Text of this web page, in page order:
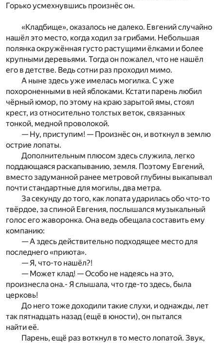
Горько усмехнувшись произнёс он.
«Кладбище», оказалось не далеко. Евгений случайно
нашёл это место, когда ходил за грибами. Небольшая
полянка окружённая густо растущими ёлками и более
крупными деревьями. Тогда он пожалел, что не нашёл
его в детстве. Ведь сотни раз проходил мимо.
А ныне здесь уже имелась могилка. С уже
похороненными в ней яблоками. Кстати парень любил
чёрный юмор, по этому на краю зарытой ямы, стоял
крест, из относительно толстых веток, связанных
тонкой, медной проволокой.
— Ну, приступим! — Произнёс он, и воткнул в землю
острие лопаты.
Дополнительным плюсом здесь служила, легко
поддающаяся раскапыванию, земля. Поэтому Евгений,
вместо задуманной ранее метровой глубины выкапывал
почти стандартные для могилы, два метра.
За секунду до того, как лопата ударилась обо что-то
твёрдое, за спиной Евгения, послышался музыкальный
голос его жаворонка. Она ведь обещала составить ему
компанию:
— А здесь действительно подходящее место для
последнего «приюта».
— Я, что-то нашёл?!
— Может клад! — Особо не надеясь на это,
произнесла она.- Я слышала, что где-то здесь, была
церковь!
До него тоже доходили такие слухи, и однажды, лет
так пятнадцать назад (ещё в юности), он пытался
найти её.
Парень, ещё раз воткнул в то место лопатой. Звук,